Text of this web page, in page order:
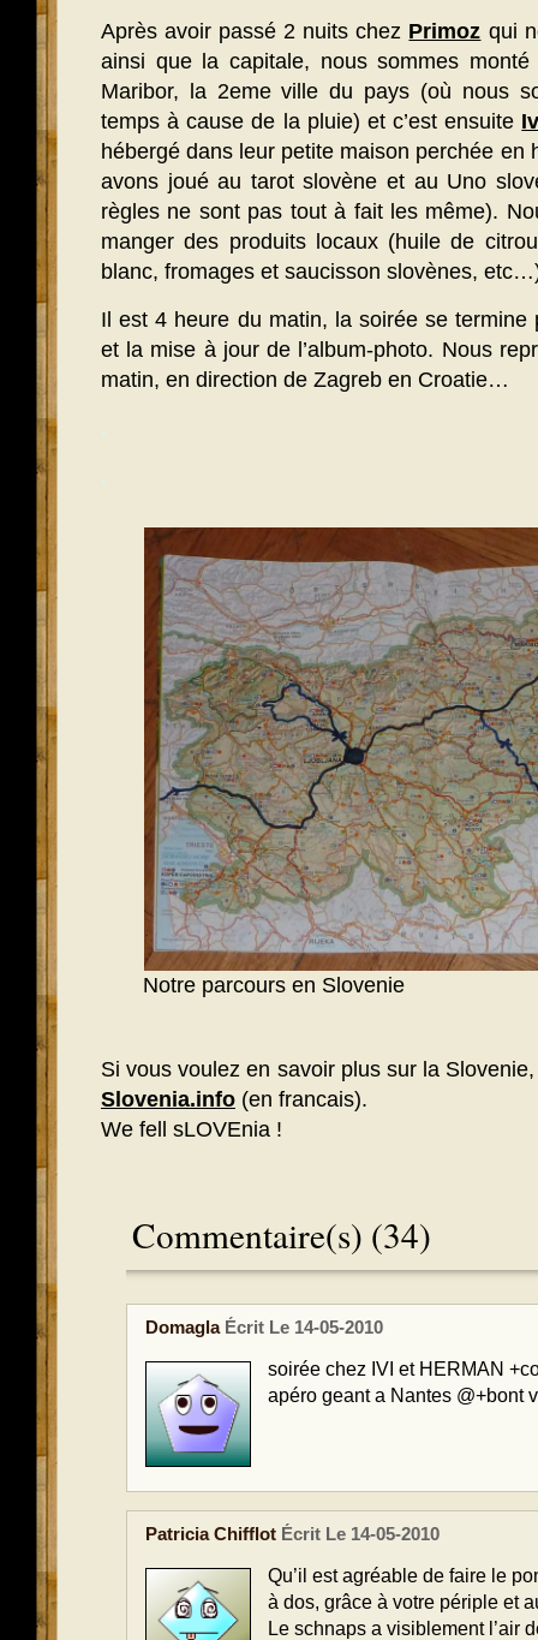
Après avoir passé 2 nuits chez Primoz qui
ainsi que la capitale, nous sommes
Maribor, la 2eme ville du pays (où nous
temps à cause de la pluie) et c’est ensuite
hébergé dans leur petite maison perchée en
avons joué au tarot slovène et au Uno
règles ne sont pas tout à fait les même).
manger des produits locaux (huile de
blanc, fromages et saucisson slovènes,
Il est 4 heure du matin, la soirée se termine
et la mise à jour de l’album-photo. Nous
matin, en direction de Zagreb en Croatie…
.
.
Notre parcours en Slovenie
Si vous voulez en savoir plus sur la
Slovenia.info (en francais).
We fell sLOVEnia !
Commentaire(s) (34)
DomaglaÉcrit Le 14-05-2010
soirée chez IVI et HERMAN
apéro geant a Nantes @+bont
Patricia Chifflot Écrit Le 14-05-2010
Qu’il est agréable de faire le
à dos, grâce à votre périple et
Le schnaps a visiblement l’air